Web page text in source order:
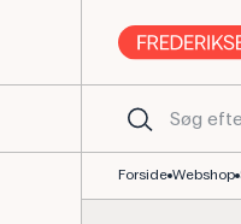
Forside Webshop